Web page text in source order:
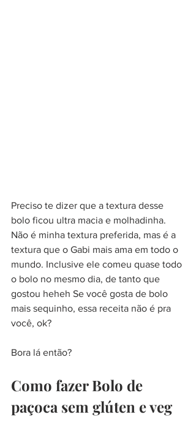
Preciso te dizer que a textura desse
bolo ficou ultra macia e molhadinha.
Não é minha textura preferida, mas é a
textura que o Gabi mais ama em todo o
mundo. Inclusive ele comeu quase todo
o bolo no mesmo dia, de tanto que
gostou heheh Se você gosta de bolo
mais sequinho, essa receita não é pra
você, ok?
Bora lá então?
Como fazer Bolo de
paçoca sem glúten e veg